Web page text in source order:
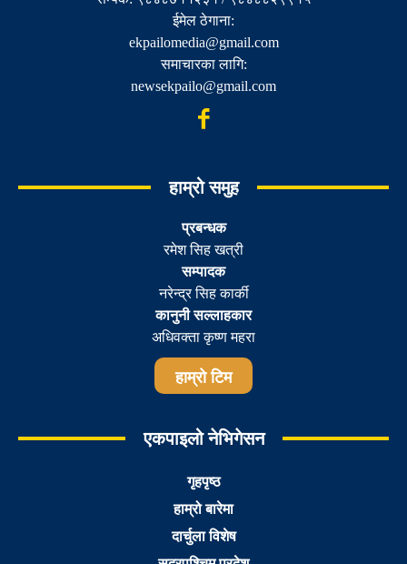
ईमेल ठेगाना:
ekpailomedia@gmail.com
समाचारका लागि:
newsekpailo@gmail.com
हाम्रो समुह
प्रबन्धक
रमेश सिह खत्री
सम्पादक
नरेन्द्र सिह कार्की
कानुनी सल्लाहकार
अधिवक्ता कृष्ण महरा
हाम्रो टिम
एकपाइलो नेभिगेसन
गृहपृष्ठ
हाम्रो बारेमा
दार्चुला विशेष